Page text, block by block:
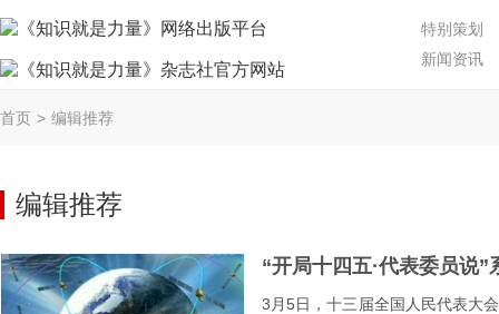
特别策划
新闻资讯
首页 > 编辑推荐
编辑推荐
3月5日，十三届全国人民代表大